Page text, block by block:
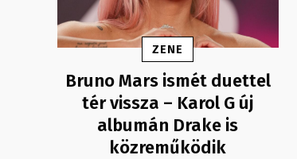
ZENE
Bruno Mars ismét duettel
tér vissza – Karol G új
albumán Drake is
közreműködik